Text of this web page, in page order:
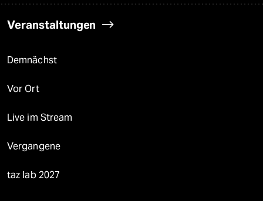
Veranstaltungen
Demnächst
Vor Ort
Live im Stream
Vergangene
taz lab 2027